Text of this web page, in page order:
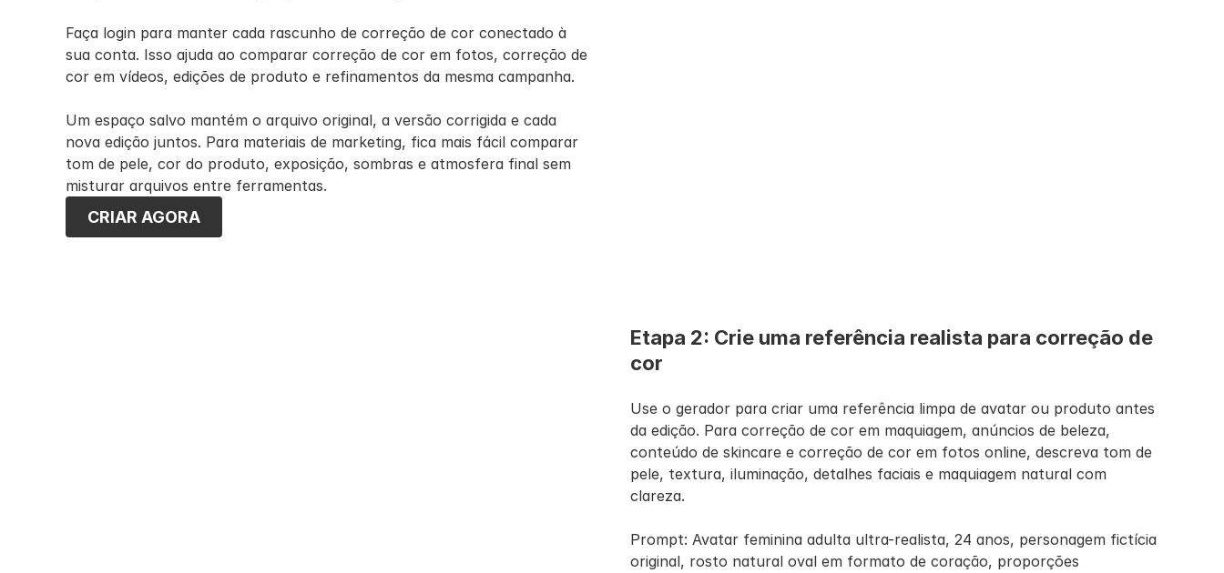
Faça login para manter cada rascunho de correção de cor conectado à
sua conta. Isso ajuda ao comparar correção de cor em fotos, correção de
cor em vídeos, edições de produto e refinamentos da mesma campanha.
Um espaço salvo mantém o arquivo original, a versão corrigida e cada
nova edição juntos. Para materiais de marketing, fica mais fácil comparar
tom de pele, cor do produto, exposição, sombras e atmosfera final sem
misturar arquivos entre ferramentas.
CRIAR AGORA
Etapa 2: Crie uma referência realista para correção de
cor
Use o gerador para criar uma referência limpa de avatar ou produto antes
da edição. Para correção de cor em maquiagem, anúncios de beleza,
conteúdo de skincare e correção de cor em fotos online, descreva tom de
pele, textura, iluminação, detalhes faciais e maquiagem natural com
clareza.
Prompt: Avatar feminina adulta ultra-realista, 24 anos, personagem fictícia
original, rosto natural oval em formato de coração, proporções